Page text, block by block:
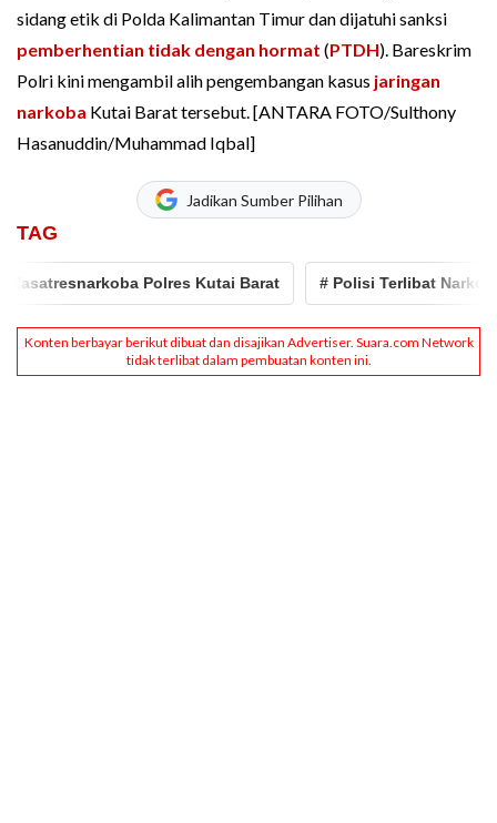
sidang etik di Polda Kalimantan Timur dan dijatuhi sanksi
pemberhentian tidak dengan hormat (PTDH). Bareskrim
Polri kini mengambil alih pengembangan kasus jaringan
narkoba Kutai Barat tersebut. [ANTARA FOTO/Sulthony
Hasanuddin/Muhammad Iqbal]
Jadikan Sumber Pilihan
TAG
Polres Kutai Barat # Polisi Terlibat Narkoba